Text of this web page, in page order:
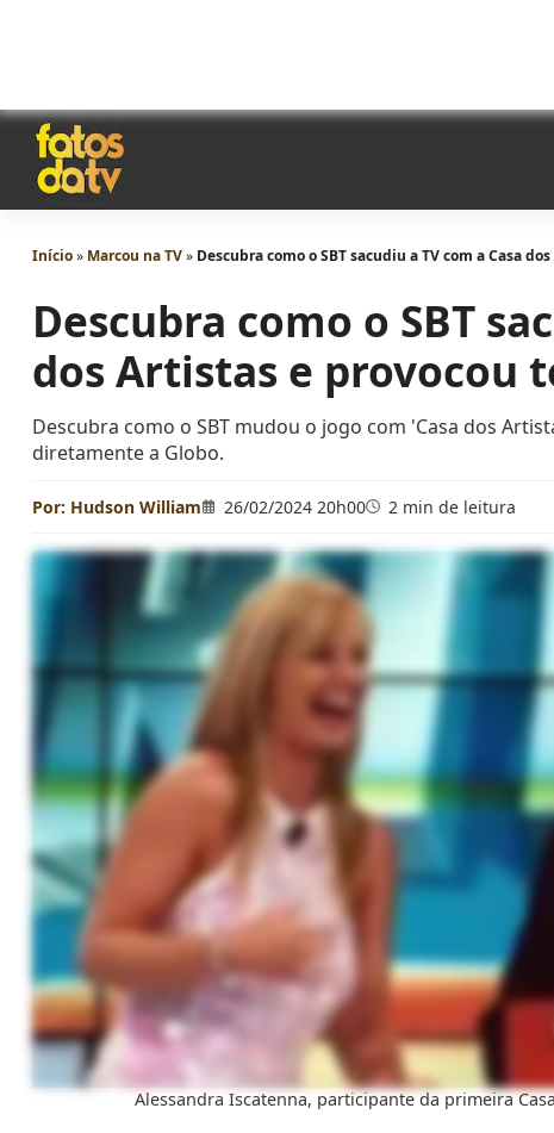
Início» Marcou na TV» Descubra como o SBT sacudiu a TV com a Casa
Descubra como o SBT
dos Artistas e provocou
Descubra como o SBT mudou o jogo com 'Casa dos
diretamente a Globo.
Por: Hudson William 26/02/2024 20h00 2 min de leitura
Alessandra Iscatenna, participante da primeira